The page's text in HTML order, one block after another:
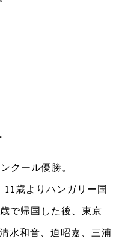
クール優勝。
歳よりハンガリー国
で帰国した後、東京
水和音、迫昭嘉、三浦